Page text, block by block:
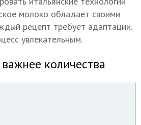
молоко обладает своими
рецепт требует адаптации.
увлекательным.
количества